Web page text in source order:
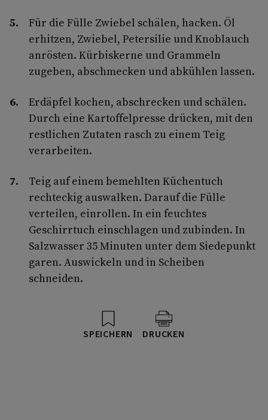
Für die Fülle Zwiebel schälen, hacken. Öl
erhitzen, Zwiebel, Petersilie und Knoblauch
anrösten. Kürbiskerne und Grammeln
zugeben, abschmecken und abkühlen lassen.
Erdäpfel kochen, abschrecken und schälen.
Durch eine Kartoffelpresse drücken, mit den
restlichen Zutaten rasch zu einem Teig
verarbeiten.
Teig auf einem bemehlten Küchentuch
rechteckig auswalken. Darauf die Fülle
verteilen, einrollen. In ein feuchtes
Geschirrtuch einschlagen und zubinden. In
Salzwasser 35 Minuten unter dem Siedepunkt
garen. Auswickeln und in Scheiben
schneiden.
SPEICHERN DRUCKEN